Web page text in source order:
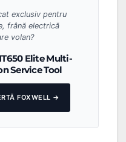
exclusiv pentru
frână electrică
volan?
Elite Multi-
Service Tool
FOXWELL →